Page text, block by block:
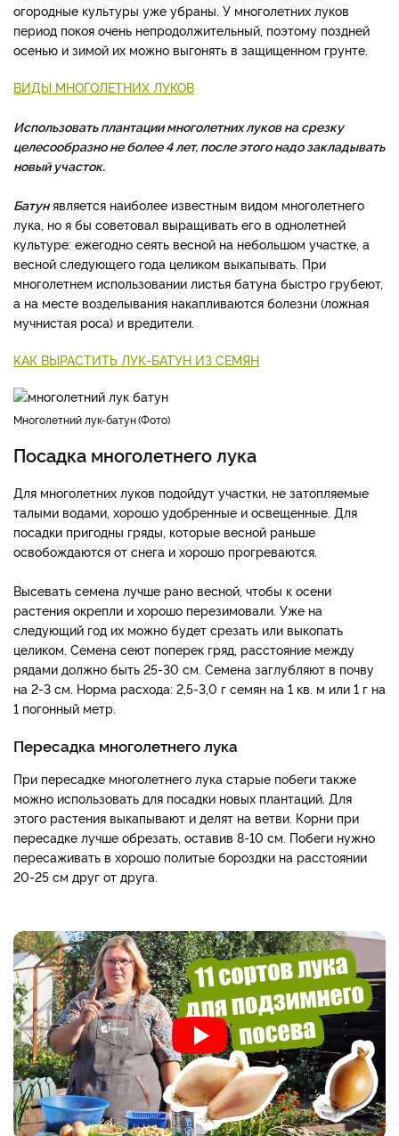
огородные культуры уже убраны. У многолетних луков
период покоя очень непродолжительный, поэтому поздней
осенью и зимой их можно выгонять в защищенном грунте.
ВИДЫ МНОГОЛЕТНИХ ЛУКОВ
Использовать плантации многолетних луков на срезку
целесообразно не более 4 лет, после этого надо закладывать
новый участок.
Батунявляется наиболее известным видом многолетнего
лука, но я бы советовал выращивать его в однолетней
культуре: ежегодно сеять весной на небольшом участке, а
весной следующего года целиком выкапывать. При
многолетнем использовании листья батуна быстро грубеют,
а на месте возделывания накапливаются болезни (ложная
мучнистая роса) и вредители.
КАК ВЫРАСТИТЬ ЛУК-БАТУН ИЗ СЕМЯН
многолетний лук-батун Фото
Посадка многолетнего лука
Для многолетних луков подойдут участки, не затопляемые
талыми водами, хорошо удобренные и освещенные. Для
посадки пригодны гряды, которые весной раньше
освобождаются от снега и хорошо прогреваются.
​Высевать семена лучше рано весной, чтобы к осени
растения окрепли и хорошо перезимовали. Уже на
следующий год их можно будет срезать или выкопать
целиком. Семена сеют поперек гряд, расстояние между
рядами должно быть 25-30 см. Семена заглубляют в почву
на 2-3 см. Норма расхода: 2,5-3,0 г семян на 1 кв. м или 1 г на
1 погонный метр.
Пересадка многолетнего лука
При пересадке многолетнего лука старые побеги также
можно использовать для посадки новых плантаций. Для
этого растения выкапывают и делят на ветви. Корни при
пересадке лучше обрезать, оставив 8-10 см. Побеги нужно
пересаживать в хорошо политые бороздки на расстоянии
20-25 см друг от друга.